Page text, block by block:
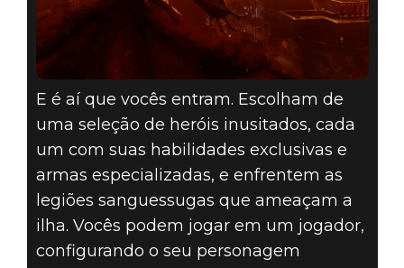
E é aí que vocês entram. Escolham de
uma seleção de heróis inusitados, cada
um com suas habilidades exclusivas e
armas especializadas, e enfrentem as
legiões sanguessugas que ameaçam a
ilha. Vocês podem jogar em um jogador,
configurando o seu personagem